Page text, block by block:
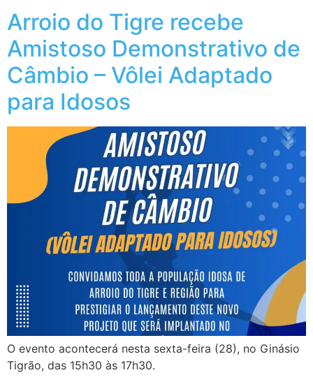
Arroio do Tigre recebe
Amistoso Demonstrativo de
Câmbio – Vôlei Adaptado
para Idosos
O evento acontecerá nesta sexta-feira (28), no Ginásio
Tigrão, das 15h30 às 17h30.